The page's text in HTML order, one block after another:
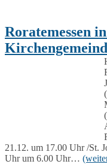
Roratemessen
21.12. um 17.00 Uhr /St.
Uhr um 6.00 Uhr…